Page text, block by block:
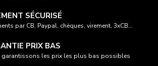
SÉCURISÉ
par CB, Paypal, chèques, virement, 3xCB...
PRIX BAS
garantissons les prix les plus bas possibles